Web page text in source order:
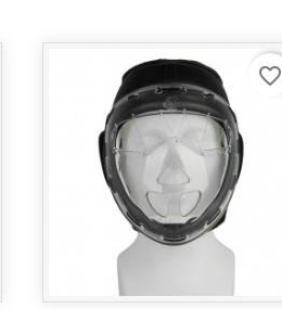
favorite_border